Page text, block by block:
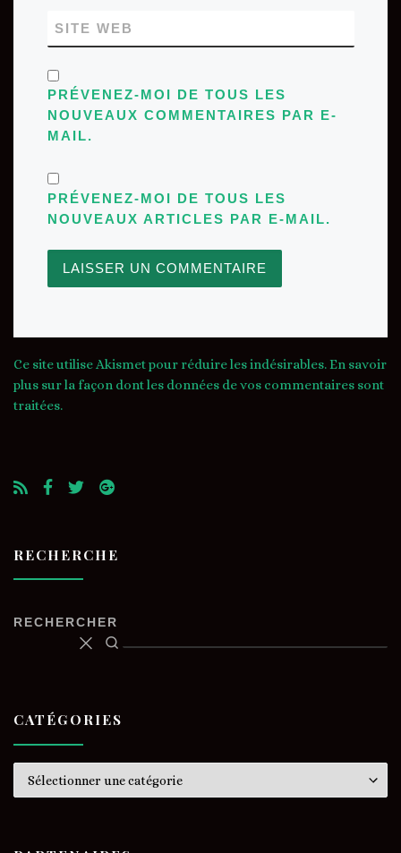
SITE WEB
PRÉVENEZ-MOI DE TOUS LES
NOUVEAUX COMMENTAIRES PAR E-
MAIL.
PRÉVENEZ-MOI DE TOUS LES
NOUVEAUX ARTICLES PAR E-MAIL.
Ce site utilise Akismet pour réduire les indésirables.En savoir
plus sur la façon dont les données de vos commentaires sont
traitées.
RECHERCHE
RECHERCHER
CATÉGORIES